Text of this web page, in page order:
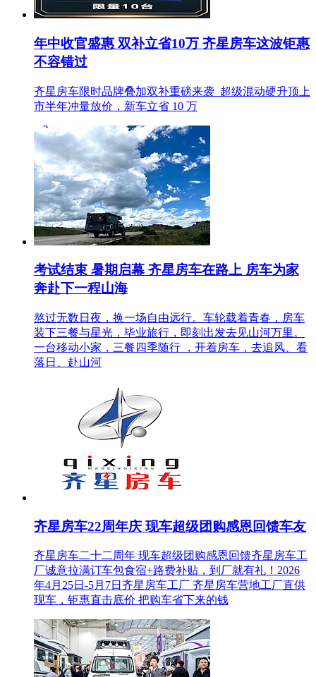
年中收官盛惠 双补立省10万 齐星房车这波钜惠
不容错过
齐星房车限时品牌叠加双补重磅来袭 超级混动硬升顶上
市半年冲量放价，新车立省 10 万
考试结束 暑期启幕 齐星房车在路上 房车为家
奔赴下一程山海
熬过无数日夜，换一场自由远行。车轮载着青春，房车
装下三餐与星光，毕业旅行，即刻出发去见山河万里。
一台移动小家，三餐四季随行 ，开着房车，去追风、看
落日、赴山河
齐星房车22周年庆 现车超级团购感恩回馈车友
齐星房车二十二周年 现车超级团购感恩回馈齐星房车工
厂诚意拉满订车包食宿+路费补贴，到厂就有礼！2026
年4月25日-5月7日齐星房车工厂 齐星房车营地工厂直供
现车，钜惠直击底价 把购车省下来的钱